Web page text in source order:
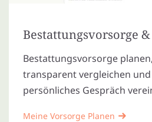
Bestattungsvorsorge
Bestattungsvorsorge
transparent vergleichen
persönliches Gespräch
Meine Vorsorge Planen